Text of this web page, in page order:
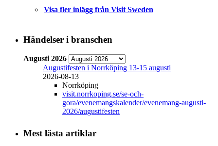
Visa fler inlägg från Visit Sweden
Händelser i branschen
Augusti 2026
Augustifesten i Norrköping 13-15 augusti
2026-08-13
Norrköping
visit.norrkoping.se/se-och-
gora/evenemangskalender/evenemang-augusti-
2026/augustifesten
Mest lästa artiklar